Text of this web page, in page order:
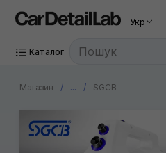
Укр
Каталог
Магазин ... SGCB